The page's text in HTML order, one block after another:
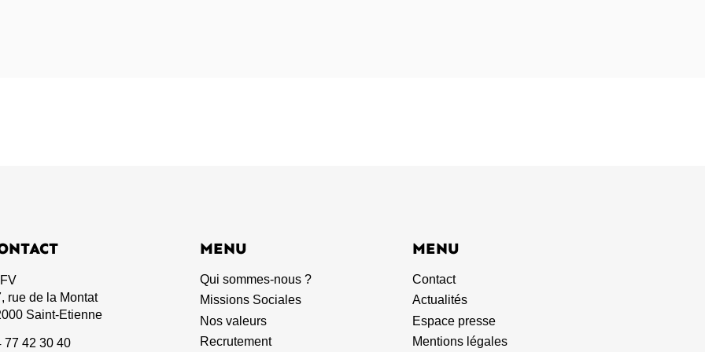
rue de la Montat
Saint-Etienne
77 42 30 40
MENU
Qui sommes-nous ?
Missions Sociales
Nos valeurs
Recrutement
MENU
Contact
Actualités
Espace presse
Mentions légales